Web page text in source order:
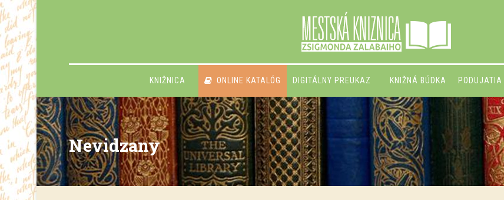
KNIŽNICA ONLINE KATALÓG DIGITÁLNY PREUKAZ KNIŽNÁ BÚDKA PODUJATIA
Nevidzany